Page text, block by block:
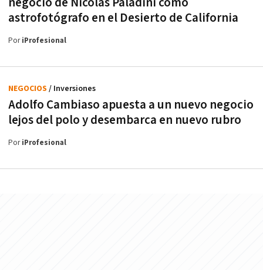
astrofotógrafo en el Desierto de California
PoriProfesional
Adolfo Cambiaso apuesta a un nuevo negocio
lejos del polo y desembarca en nuevo rubro
NEGOCIOS / Inversiones
PoriProfesional